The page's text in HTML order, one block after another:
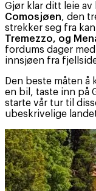
Gjør klar ditt leie
Comosjøen, den
strekker seg fra
Tremezzo, og
fordums dager
innsjøen fra
Den beste måten å
en bil, taste inn på
starte vår tur til
ubeskrivelige